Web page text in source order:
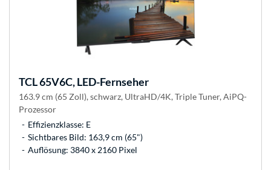
TCL65V6C, LED-Fernseher
163.9 cm (65 Zoll), schwarz, UltraHD/4K, Triple Tuner, AiPQ-
Prozessor
Effizienzklasse: E
Sichtbares Bild: 163,9 cm (65")
Auflösung: 3840 x 2160 Pixel